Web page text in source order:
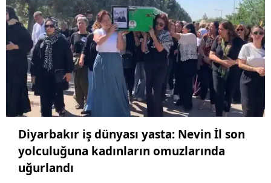
Diyarbakır iş dünyası yasta: Nevin İl son
yolculuğuna kadınların omuzlarında
uğurlandı